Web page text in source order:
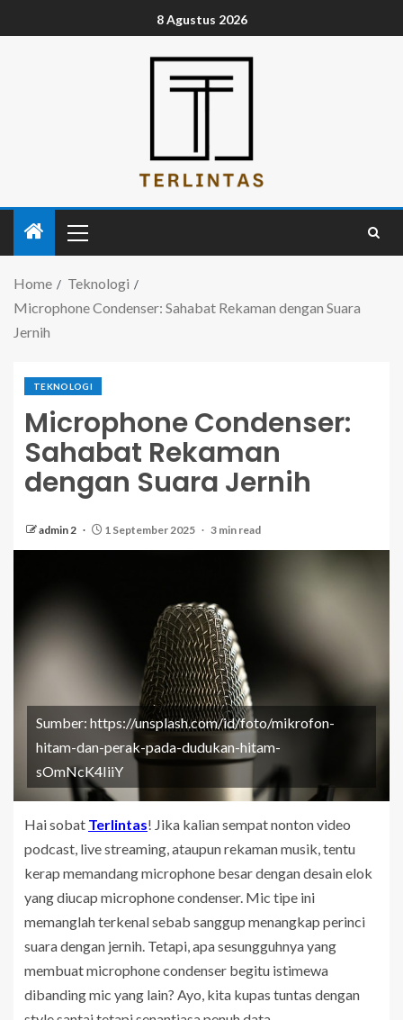
8 Agustus 2026
Home
Teknologi
Microphone Condenser: Sahabat Rekaman dengan Suara
Jernih
TEKNOLOGI
Microphone Condenser:
Sahabat Rekaman
dengan Suara Jernih
admin 2 1 September 2025 3 min read
Sumber: https://unsplash.com/id/foto/mikrofon-
hitam-dan-perak-pada-dudukan-hitam-
sOmNcK4IiiY
Hai sobat Terlintas! Jika kalian sempat nonton video
podcast, live streaming, ataupun rekaman musik, tentu
kerap memandang microphone besar dengan desain elok
yang diucap microphone condenser. Mic tipe ini
memanglah terkenal sebab sanggup menangkap perinci
suara dengan jernih. Tetapi, apa sesungguhnya yang
membuat microphone condenser begitu istimewa
dibanding mic yang lain? Ayo, kita kupas tuntas dengan